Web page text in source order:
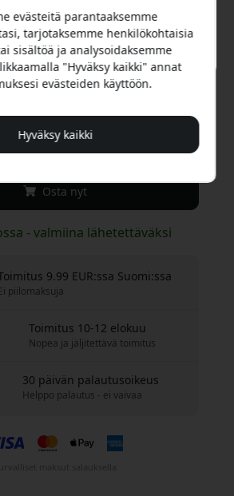
EUR
Osta nyt
- valmiina lähetettäväksi
9.99 EUR:ssa Suomi:ssa
piilomaksuja
Toimitus 10-12 elokuu
Nopea ja jäljitettävä toimitus
30 päivän palautusoikeus
Helppo palautus - ei vaivaa
evästeitä parantaaksemme
tarjotaksemme henkilökohtaisia
sisältöä ja analysoidaksemme
"Hyväksy kaikki" annat
evästeiden käyttöön.
Hyväksy kaikki
mieluummin täyden hinnan.